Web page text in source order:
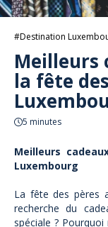
#Destination
Meilleurs
la fête
5 minutes
Meilleurs
Luxembourg
La fête des pères
recherche du
spéciale ?